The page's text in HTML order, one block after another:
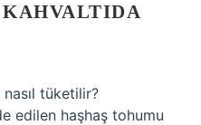
tüketilir?
edilen haşhaş tohumu